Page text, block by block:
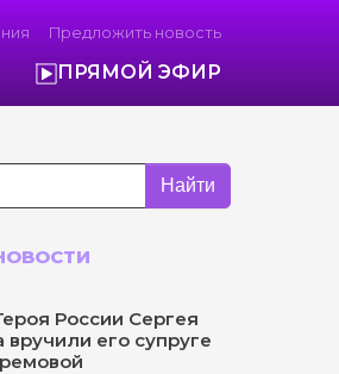
Предложить новость
ПРЯМОЙ ЭФИР
Найти
России Сергея
его супруге